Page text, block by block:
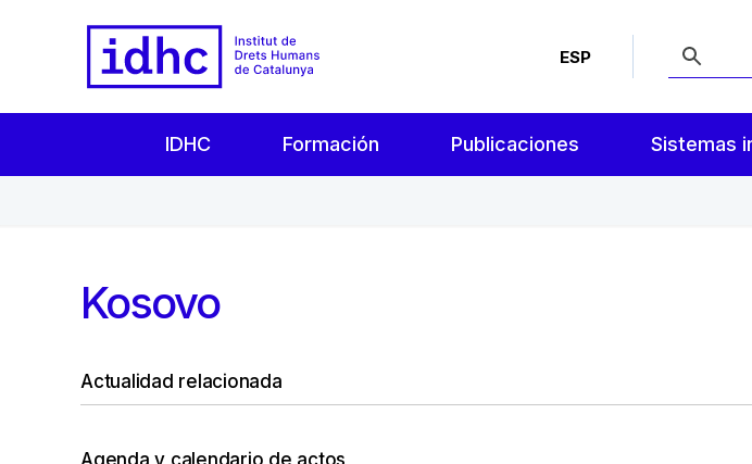
ESP
IDHC Formación Publicaciones Sistemas
Kosovo
Actualidad relacionada
Agenda y calendario de actos